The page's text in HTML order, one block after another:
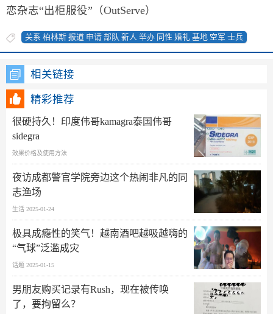
恋杂志“出柜服役”（OutServe）
关系 柏林斯 报道 申请 部队 新人 举办 同性 婚礼 基地 空军 士兵
相关链接
精彩推荐
很硬持久！印度伟哥kamagra泰国伟哥
sidegra
效果价格及使用方法
夜访成都警官学院旁边这个热闹非凡的同
志渔场
生活 2025-01-24
极具成瘾性的笑气！越南酒吧越吸越嗨的
“气球”泛滥成灾
话题 2025-01-15
男朋友购买记录有Rush，现在被传唤
了，要拘留么？